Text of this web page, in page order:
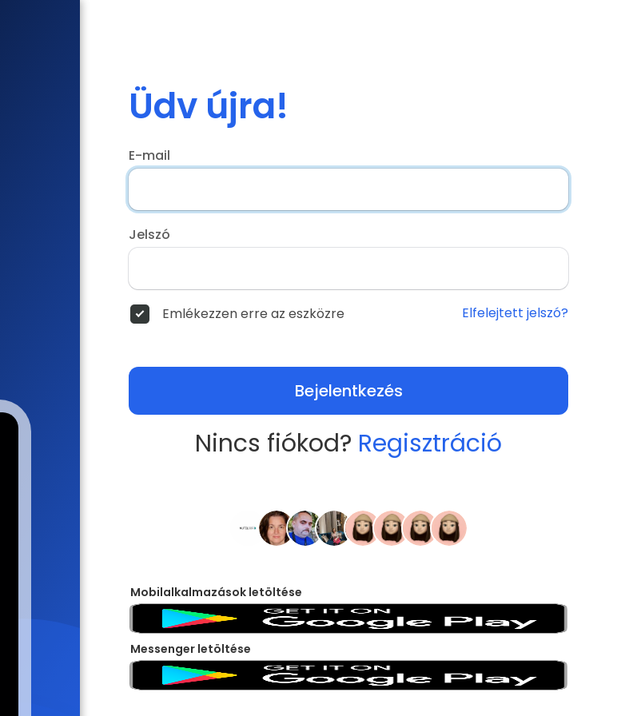
Üdv újra!
E-mail
Jelszó
Emlékezzen erre az eszközre Elfelejtett jelszó?
Bejelentkezés
Nincs fiókod? Regisztráció
Mobilalkalmazások letöltése
Messenger letöltése